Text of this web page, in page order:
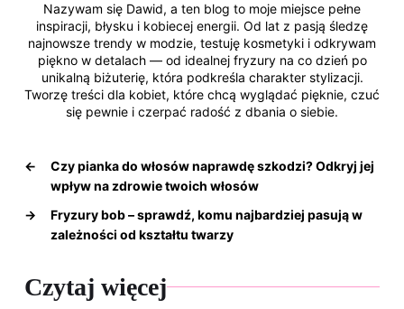
Nazywam się Dawid, a ten blog to moje miejsce pełne
inspiracji, błysku i kobiecej energii. Od lat z pasją śledzę
najnowsze trendy w modzie, testuję kosmetyki i odkrywam
piękno w detalach — od idealnej fryzury na co dzień po
unikalną biżuterię, która podkreśla charakter stylizacji.
Tworzę treści dla kobiet, które chcą wyglądać pięknie, czuć
się pewnie i czerpać radość z dbania o siebie.
←
Czy pianka do włosów naprawdę szkodzi? Odkryj jej
wpływ na zdrowie twoich włosów
→
Fryzury bob – sprawdź, komu najbardziej pasują w
zależności od kształtu twarzy
Czytaj więcej